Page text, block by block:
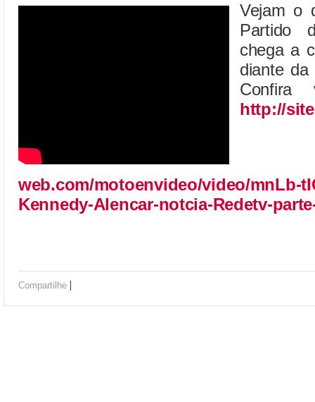
Vejam o
Partido
chega a
diante
Confira
http://
web.com/motoenvideo/video/mnLb-
Kennedy-Alencar-notcia-Redetv-
Compartilhe |